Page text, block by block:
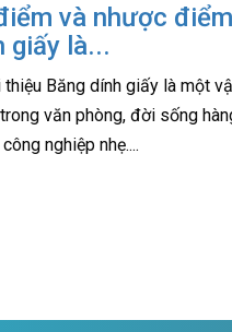
và nhược
giấy là...
thiệu Băng dính giấy là một
văn phòng, đời sống
nghiệp nhẹ....